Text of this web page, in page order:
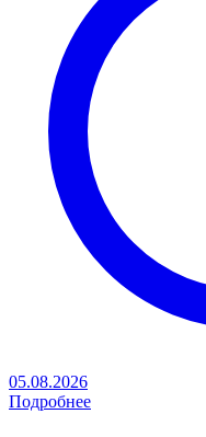
05.08.2026
Подробнее